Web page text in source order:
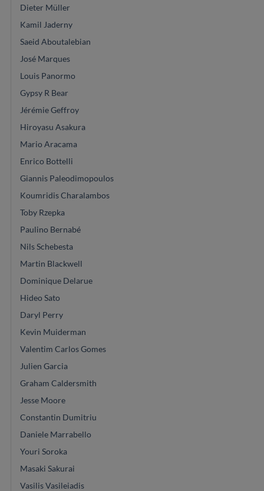
Dieter Müller
Kamil Jaderny
Saeid Aboutalebian
José Marques
Louis Panormo
Gypsy R Bear
Jérémie Geffroy
Hiroyasu Asakura
Mario Aracama
Enrico Bottelli
Giannis Paleodimopoulos
Koumridis Charalambos
Toby Rzepka
Paulino Bernabé
Nils Schebesta
Martin Blackwell
Dominique Delarue
Hideo Sato
Daryl Perry
Kevin Muiderman
Valentim Carlos Gomes
Julien Garcia
Graham Caldersmith
Jesse Moore
Constantin Dumitriu
Daniele Marrabello
Youri Soroka
Masaki Sakurai
Vasilis Vasileiadis